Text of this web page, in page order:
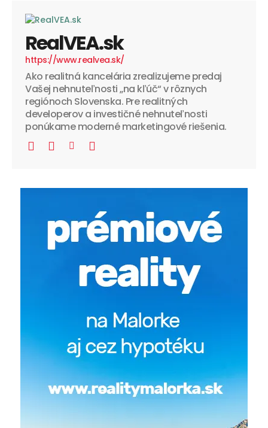
RealVEA.sk
https://www.realvea.sk/
Ako realitná kancelária zrealizujeme predaj
Vašej nehnuteľnosti „na kľúč“ v rôznych
regiónoch Slovenska. Pre realitných
developerov a investičné nehnuteľnosti
ponúkame moderné marketingové riešenia.